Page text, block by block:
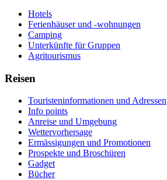
Hotels
Ferienhäuser und -wohnungen
Camping
Unterkünfte für Gruppen
Agritourismus
Reisen
Touristeninformationen und Adressen
Info points
Anreise und Umgebung
Wettervorhersage
Ermässigungen und Promotionen
Prospekte und Broschüren
Gadget
Bücher